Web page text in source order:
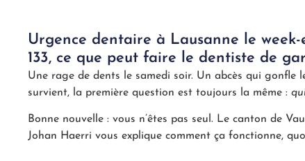
Urgence dentaire à Lausanne le
133, ce que peut faire le dentiste de
Une rage de dents le samedi soir. Un abcès qui gonfle
survient, la première question est toujours la même :
Bonne nouvelle : vous n’êtes pas seul. Le canton de
Johan Haerri vous explique comment ça fonctionne,